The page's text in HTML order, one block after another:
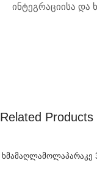
ინტეგრაციისა და
Related Products
Ხმამაღლამოლაპარაკე